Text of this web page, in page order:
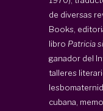
de diversas
Books,
libro Patricia
ganador del
talleres
cubana,